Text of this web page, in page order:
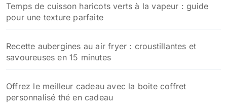
Temps de cuisson haricots verts à la vapeur : guide
pour une texture parfaite
Recette aubergines au air fryer : croustillantes et
savoureuses en 15 minutes
Offrez le meilleur cadeau avec la boite coffret
personnalisé thé en cadeau